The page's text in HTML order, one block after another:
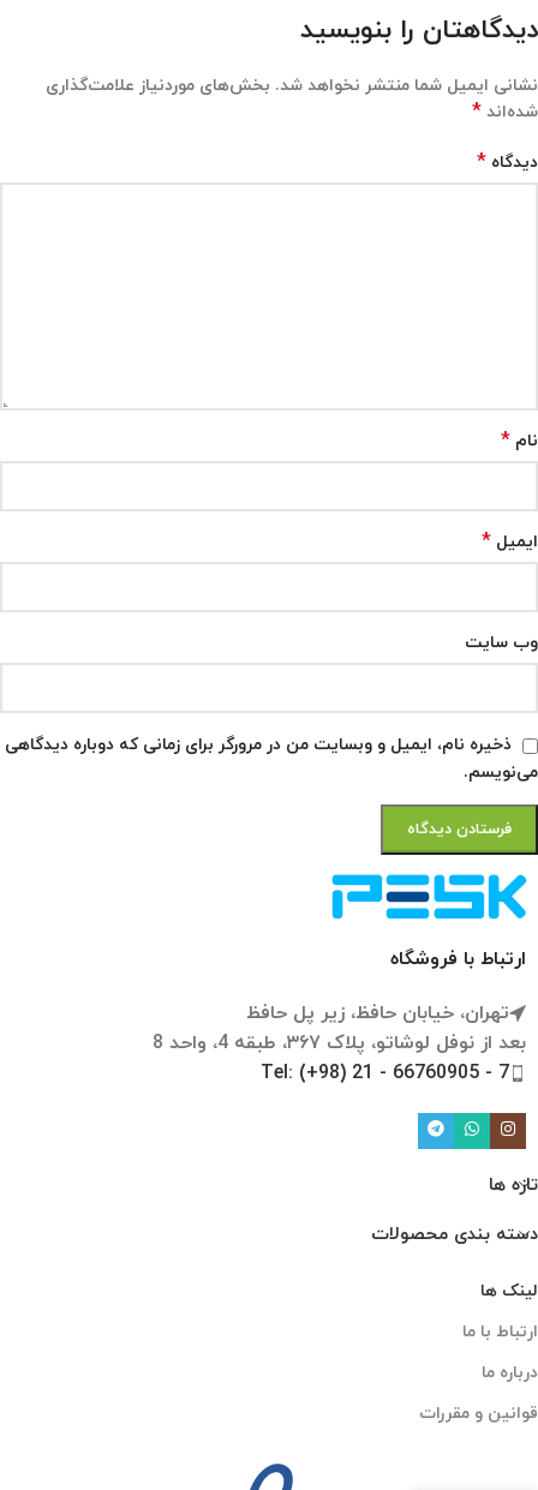
دیدگاهتان را بنویسید
نشانی ایمیل شما منتشر نخواهد شد. بخش‌های موردنیاز علامت‌گذاری
شده‌اند *
دیدگاه *
نام *
ایمیل *
وب‌ سایت
ذخیره نام، ایمیل و وبسایت من در مرورگر برای زمانی که دوباره دیدگاهی
می‌نویسم.
ارتباط با فروشگاه
تهران، خیابان حافظ، زیر پل حافظ
بعد از نوفل لوشاتو، پلاک ۳۶۷، طبقه 4، واحد 8
Tel: (+98) 21 - 66760905 - 7
تازه ها
دسته بندی محصولات
لینک ها
ارتباط با ما
درباره ما
قوانین و مقررات